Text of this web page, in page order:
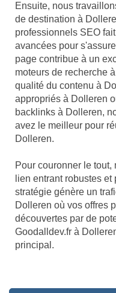
Ensuite, nous
de destination à
professionnels SEO
avancées pour
page contribue à un
moteurs de recherche
qualité du contenu à
appropriés à Dolleren
backlinks à Dolleren,
avez le meilleur pour
Dolleren.
Pour couronner le
lien entrant robustes
stratégie génère un
Dolleren où vos offres
découvertes par de
Goodalldev.fr à
principal.